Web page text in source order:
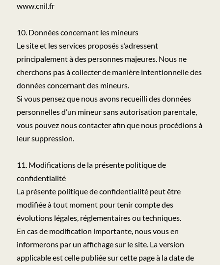
www.cnil.fr
10. Données concernant les mineurs
Le site et les services proposés s’adressent
principalement à des personnes majeures. Nous ne
cherchons pas à collecter de manière intentionnelle des
données concernant des mineurs.
Si vous pensez que nous avons recueilli des données
personnelles d’un mineur sans autorisation parentale,
vous pouvez nous contacter afin que nous procédions à
leur suppression.
11. Modifications de la présente politique de
confidentialité
La présente politique de confidentialité peut être
modifiée à tout moment pour tenir compte des
évolutions légales, réglementaires ou techniques.
En cas de modification importante, nous vous en
informerons par un affichage sur le site. La version
applicable est celle publiée sur cette page à la date de